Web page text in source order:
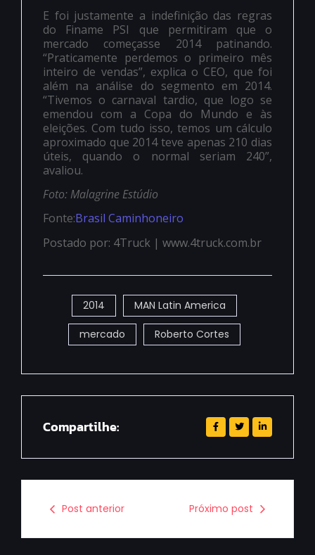
E foi justamente a indefinição das regras
do Finame PSI que permitiram que o
mercado começasse 2014 patinando.
“Praticamente perdemos o primeiro mês
inteiro de vendas”, explica o CEO, que foi
além na análise do segmento em 2014.
“Tivemos o carnaval tardio, que logo se
emendou com a Copa do Mundo e às
eleições. Com tudo isso, temos um cálculo
aproximado que 2014 teve apenas 210 dias
úteis, quando o normal seriam 240”,
avaliou.
Foto: Malagrine Estúdio
Fonte:Brasil Caminhoneiro
Postado por: 4Truck | www.4truck.com.br
2014 MAN Latin America
mercado Roberto Cortes
Compartilhe:
Post anterior Próximo post